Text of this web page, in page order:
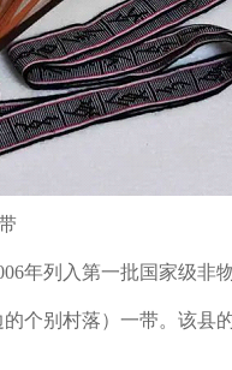
年列入第一批国家级非
个别村落）一带。该县